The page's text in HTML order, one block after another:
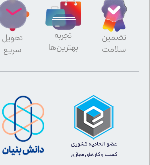
تضمین
سلامت
تجربه
بهترین‌ها
تحویل
سریع